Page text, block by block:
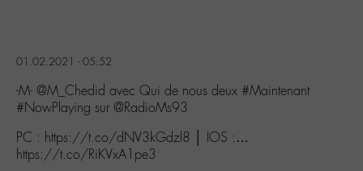
01.02.2021 - 05:52
-M- @M_Chedid avec Qui de nous deux #Maintenant
#NowPlaying sur @RadioMs93
PC : https://t.co/dNV3kGdzl8 │ IOS :…
https://t.co/RiKVxA1pe3